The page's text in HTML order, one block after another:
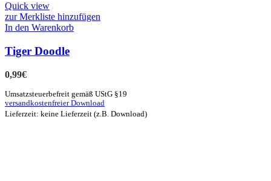
Quick view
zur Merkliste hinzufügen
In den Warenkorb
Tiger Doodle
0,99€
Umsatzsteuerbefreit gemäß UStG §19
versandkostenfreier Download
Lieferzeit: keine Lieferzeit (z.B. Download)